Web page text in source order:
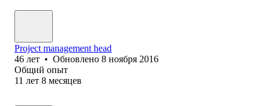
Project management head
46 лет • Обновлено 8 ноября 2016
Общий опыт
11 лет 8 месяцев